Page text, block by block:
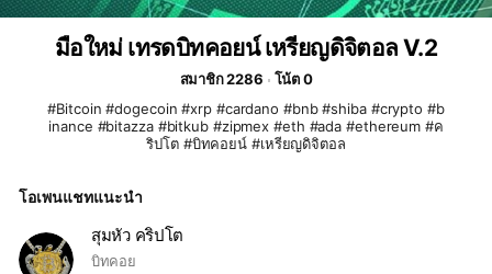
มือใหม่ เทรดบิทคอยน์ เหรียญดิจิตอล V.2
สมาชิก 2286
โน้ต 0
#Bitcoin #dogecoin #xrp #cardano #bnb #shiba #crypto​ #b
inance #bitazza #bitkub #zipmex #eth #ada #ethereum #ค
ริปโต #บิทคอยน์ #เหรียญดิจิตอล
โอเพนแชทแนะนำ
สุมหัว คริปโต
บิทคอย